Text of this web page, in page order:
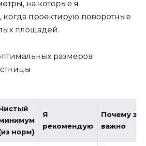
на которые я
проектирую поворотные
площадей.
норм)
Я
рекомендую
Почему
важно